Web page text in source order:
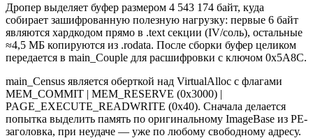
Дропер выделяет буфер размером 4 543 174 байт, куда
собирает зашифрованную полезную нагрузку: первые 6 байт
являются хардкодом прямо в .text секции (IV/соль), остальные
≈4,5 МБ копируются из .rodata. После сборки буфер целиком
передается в main_Couple для расшифровки с ключом 0x5A8C.
main_Census является оберткой над VirtualAlloc с флагами
MEM_COMMIT | MEM_RESERVE (0x3000) |
PAGE_EXECUTE_READWRITE (0x40). Сначала делается
попытка выделить память по оригинальному ImageBase из PE-
заголовка, при неудаче — уже по любому свободному адресу.